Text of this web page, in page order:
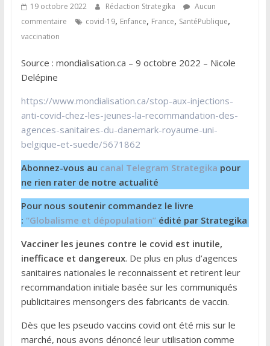
19 octobre 2022 Rédaction Strategika
Aucun
commentaire
covid-19, Enfance, France, SantéPublique,
vaccination
Source : mondialisation.ca – 9 octobre 2022 – Nicole
Delépine
https://www.mondialisation.ca/stop-aux-injections-
anti-covid-chez-les-jeunes-la-recommandation-des-
agences-sanitaires-du-danemark-royaume-uni-
belgique-et-suede/5671862
Abonnez-vous au canal Telegram Strategika pour
ne rien rater de notre actualité
Pour nous soutenir commandez le livre
: “Globalisme et dépopulation” édité par Strategika
Vacciner les jeunes contre le covid est inutile,
inefficace et dangereux. De plus en plus d’agences
sanitaires nationales le reconnaissent et retirent leur
recommandation initiale basée sur les communiqués
publicitaires mensongers des fabricants de vaccin.
Dès que les pseudo vaccins covid ont été mis sur le
marché, nous avons dénoncé leur utilisation comme